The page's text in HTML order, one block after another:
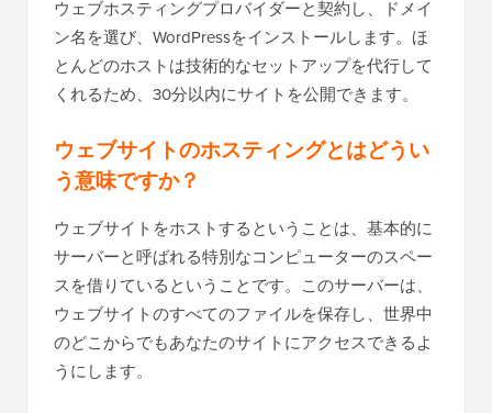
ウェブホスティングプロバイダーと契約し、ドメイ
ン名を選び、WordPressをインストールします。ほ
とんどのホストは技術的なセットアップを代行して
くれるため、30分以内にサイトを公開できます。
ウェブサイトのホスティングとはどうい
う意味ですか？
ウェブサイトをホストするということは、基本的に
サーバーと呼ばれる特別なコンピューターのスペー
スを借りているということです。このサーバーは、
ウェブサイトのすべてのファイルを保存し、世界中
のどこからでもあなたのサイトにアクセスできるよ
うにします。